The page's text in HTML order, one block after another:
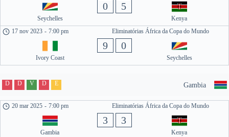
Seychelles
0 5
Kenya
Eliminatórias África da Copa do Mundo
17 nov 2023 - 7:00 pm
Ivory Coast
9 0
Seychelles
Gambia
D D V D E
Eliminatórias África da Copa do Mundo
20 mar 2025 - 7:00 pm
Gambia
3 3
Kenya